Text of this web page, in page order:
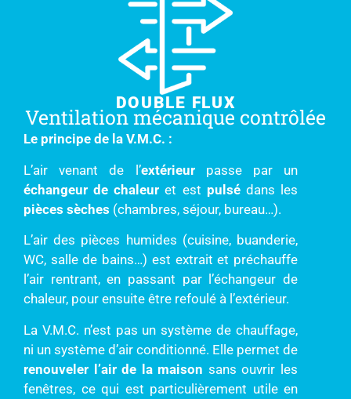
DOUBLE FLUX
Ventilation mécanique contrôlée
Le principe de la V.M.C. :
L’air venant de l’extérieurpasse par un
échangeur de chaleur et est pulsédans les
pièces sèches (chambres, séjour, bureau…).
L’air des pièces humides (cuisine, buanderie,
WC, salle de bains…) est extrait et préchauffe
l’air rentrant, en passant par l’échangeur de
chaleur, pour ensuite être refoulé à l’extérieur.
La V.M.C. n’est pas un système de chauffage,
ni un système d’air conditionné. Elle permet de
renouveler l’air de la maison sans ouvrir les
fenêtres, ce qui est particulièrement utile en